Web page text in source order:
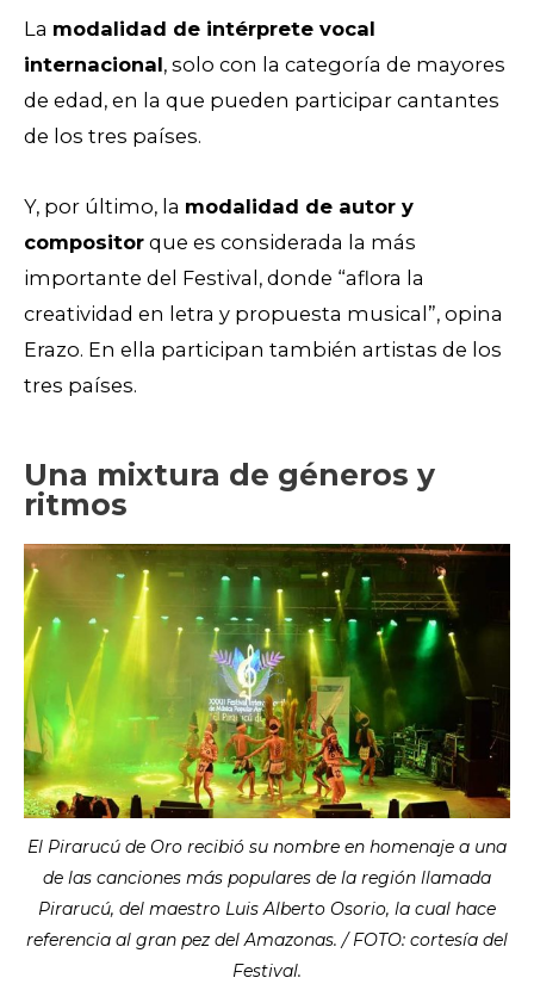
La modalidad de intérprete vocal
internacional, solo con la categoría de mayores
de edad, en la que pueden participar cantantes
de los tres países.
Y, por último, la modalidad de autor y
compositor que es considerada la más
importante del Festival, donde “aflora la
creatividad en letra y propuesta musical”, opina
Erazo. En ella participan también artistas de los
tres países.
Una mixtura de géneros y
ritmos
El Pirarucú de Oro recibió su nombre en homenaje a una
de las canciones más populares de la región llamada
Pirarucú, del maestro Luis Alberto Osorio, la cual hace
referencia al gran pez del Amazonas. / FOTO: cortesía del
Festival.